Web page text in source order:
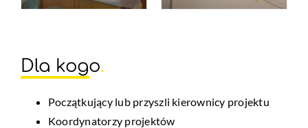
Dla kogo.
Początkujący lub przyszli kierownicy projektu
Koordynatorzy projektów